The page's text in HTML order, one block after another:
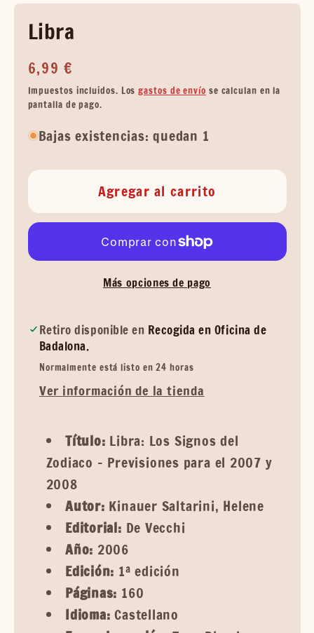
Libra
Precio
habitual
6,99 €
Impuestos incluidos. Losgastos de envío se calculan en la
pantalla de pago.
Bajas existencias: quedan 1
Agregar al carrito
Más opciones de pago
Retiro disponible en Recogida en Oficina de
Badalona.
Normalmente está listo en 24 horas
Ver información de la tienda
Título: Libra: Los Signos del
Zodiaco - Previsiones para el 2007 y
2008
Autor: Kinauer Saltarini, Helene
Editorial: De Vecchi
Año: 2006
Edición: 1ª edición
Páginas: 160
Idioma: Castellano